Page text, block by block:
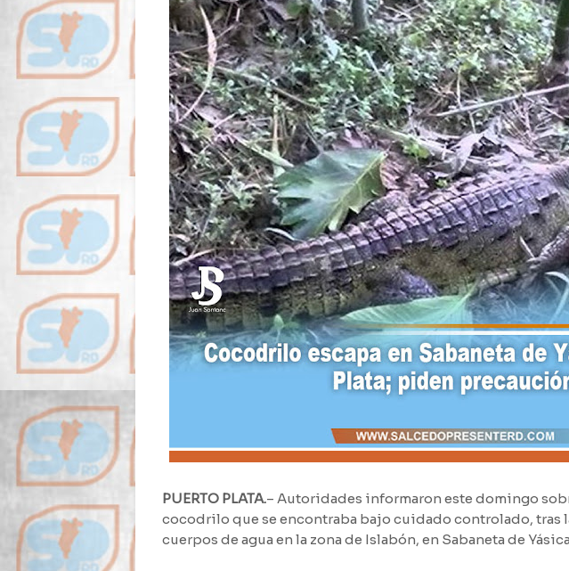
PUERTO PLATA.– Autoridades informaron este domingo
cocodrilo que se encontraba bajo cuidado controlado, tras
cuerpos de agua en la zona de Islabón, en Sabaneta de